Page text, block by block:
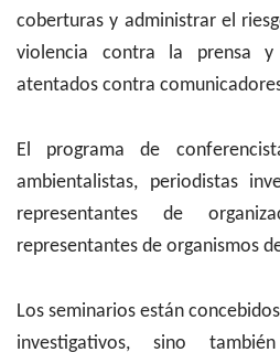
coberturas y administrar el
violencia contra la prensa
atentados contra
El programa de
ambientalistas, periodistas
representantes de
representantes de organismos
Los seminarios están
investigativos, sino